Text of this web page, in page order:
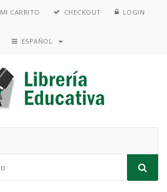
MI CARRITO CHECKOUT LOGIN
ESPAÑOL